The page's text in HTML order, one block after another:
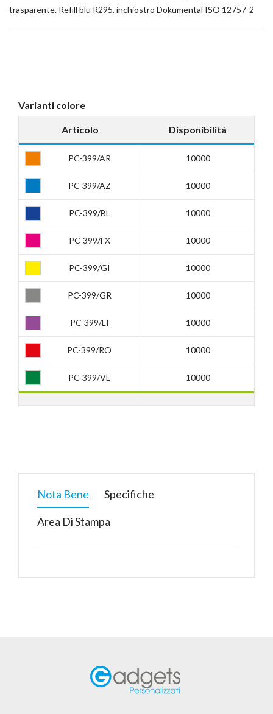
trasparente. Refill blu R295, inchiostro Dokumental ISO 12757-2
Varianti colore
Articolo Disponibilità
PC-399/AR 10000
PC-399/AZ 10000
PC-399/BL 10000
PC-399/FX 10000
PC-399/GI 10000
PC-399/GR 10000
PC-399/LI 10000
PC-399/RO 10000
PC-399/VE 10000
Nota Bene Specifiche
Area Di Stampa